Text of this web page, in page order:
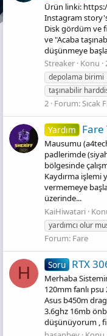
Ürün linki:
Instagram
Disk gördüm ve
ve "Acaba
düşünmeye
Streaker Konu
depolama birimi
taşınabilir
2 Forum:Sıcak
Yardım Fare
Mausumu
padlerimde
bölgesinde
Kaydırma işlemi
vermemeye
üzerinde...
KaiHiwatari
yardımcı olur
Forum: Fare
H Soru RTX
Merhaba
120mm fanlı
Asus b450m
3.6ghz 16mb
düşünüyorum ,